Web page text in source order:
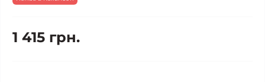
1 415 грн.